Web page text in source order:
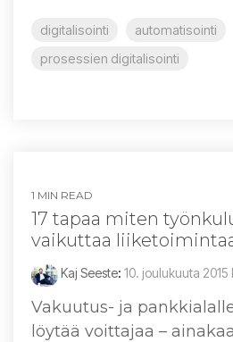
digitalisointi
automatisointi
prosessien digitalisointi
1 MIN READ
17 tapaa miten
vaikuttaa
Kaj Seeste: 10. joulukuuta 2015
Vakuutus- ja
löytää voittajaa –